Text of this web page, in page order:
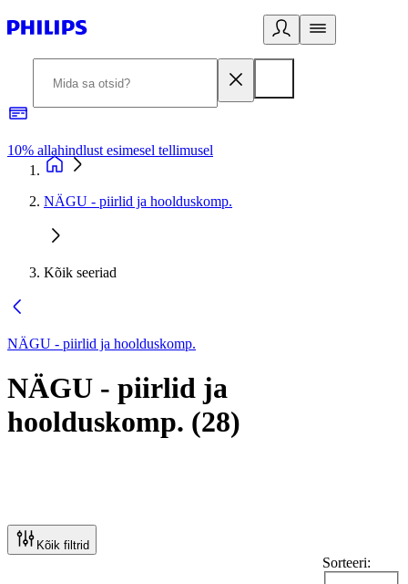
10% allahindlust esimesel tellimusel
NÄGU - piirlid ja hoolduskomp.
Kõik seeriad
NÄGU - piirlid ja hoolduskomp.
NÄGU - piirlid ja
hoolduskomp. (28)
Kõik filtrid
Sorteeri: